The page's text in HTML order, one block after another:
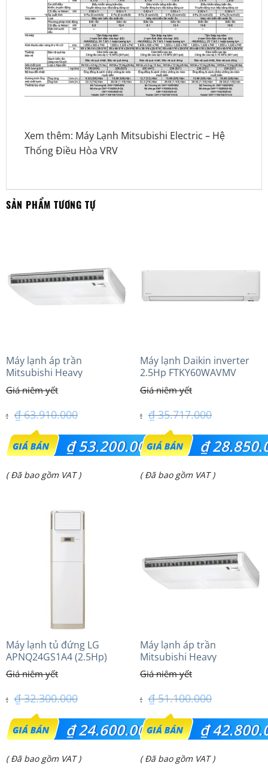
Xem thêm: Máy Lạnh Mitsubishi Electric – Hệ
Thống Điều Hòa VRV
SẢN PHẨM TƯƠNG TỰ
Máy lạnh áp trần
Mitsubishi Heavy
FDE125VG (5.0Hp) Cao cấp
– 1 Pha
₫63.910.000
Giá
gốc
là:
₫53.200.000
Giá
( Đã bao gồm VAT )
Máy lạnh Daikin inverter
2.5Hp FTKY60WAVMV
₫35.717.000
Giá
gốc
là:
₫
Giá
₫ 28.850.000.
( Đã bao gồm VAT )
Máy lạnh tủ đứng LG
APNQ24GS1A4 (2.5Hp)
Inverter
₫32.300.000
Giá
gốc
là:
₫24.600.000
Giá
( Đã bao gồm VAT )
Máy lạnh áp trần
Mitsubishi Heavy
FDE100VG (4.0Hp) Cao cấp
– 3 Pha
₫51.100.000
Giá
gốc
là:
₫
Giá
( Đã bao gồm VAT )